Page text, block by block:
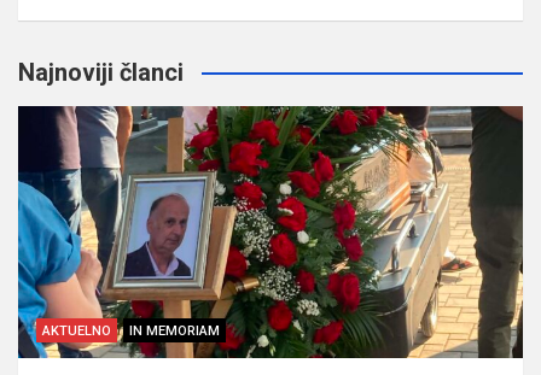
Najnoviji članci
AKTUELNO IN MEMORIAM